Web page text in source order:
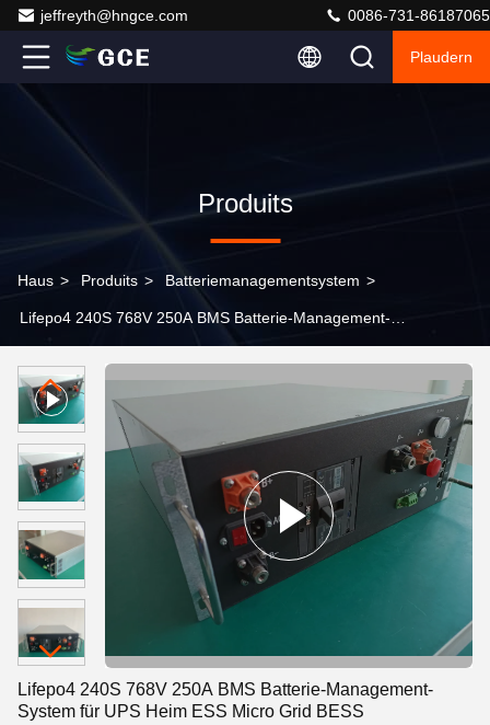
jeffreyth@hngce.com 0086-731-86187065
Plaudern
Produits
Haus > Produits > Batteriemanagementsystem >
Lifepo4 240S 768V 250A BMS Batterie-Management-
Lifepo4 240S 768V 250A BMS Batterie-Management-
System für UPS Heim ESS Micro Grid BESS